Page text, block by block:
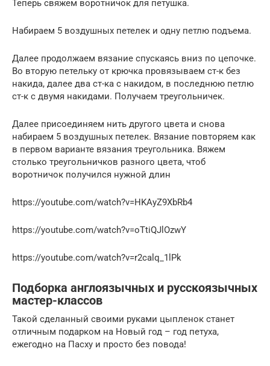
Теперь свяжем воротничок для петушка.
Набираем 5 воздушных петелек и одну петлю подъема.
Далее продолжаем вязание спускаясь вниз по цепочке.
Во вторую петельку от крючка провязываем ст-к без
накида, далее два ст-ка с накидом, в последнюю петлю
ст-к с двумя накидами. Получаем треугольничек.
Далее присоединяем нить другого цвета и снова
набираем 5 воздушных петелек. Вязание повторяем как
в первом варианте вязания треугольника. Вяжем
столько треугольничков разного цвета, чтоб
воротничок получился нужной длин
https://youtube.com/watch?v=HKAyZ9XbRb4
https://youtube.com/watch?v=oTtiQJlOzwY
https://youtube.com/watch?v=r2calq_1lPk
Подборка англоязычных и русскоязычных
мастер-классов
Такой сделанный своими руками цыпленок станет
отличным подарком на Новый год – год петуха,
ежегодно на Пасху и просто без повода!